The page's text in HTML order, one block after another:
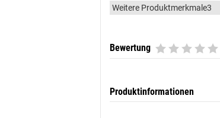
Weitere Produktmerkmale3
Bewertung
Produktinformationen